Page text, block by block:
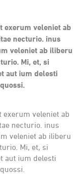
exerum veleniet ab
necturio. inus
veleniet ab iliberu
Mi, et, si
aut ium delesti
veleniet ab
necturio. inus
veleniet ab iliberu
Mi, et, si
aut ium delesti